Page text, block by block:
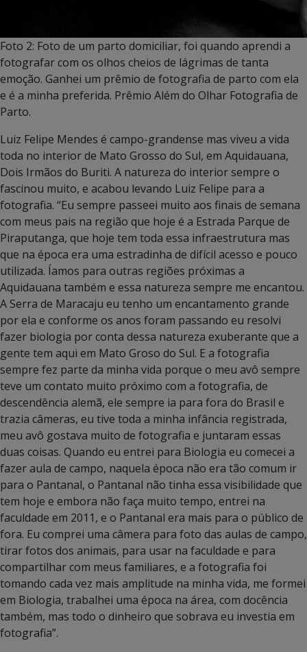
Foto 2: Foto de um parto domiciliar, foi quando aprendi a
fotografar com os olhos cheios de lágrimas de tanta
emoção. Ganhei um prêmio de fotografia de parto com ela
e é a minha preferida. Prêmio Além do Olhar Fotografia de
Parto.
Luiz Felipe Mendes é campo-grandense mas viveu a vida
toda no interior de Mato Grosso do Sul, em Aquidauana,
Dois Irmãos do Buriti. A natureza do interior sempre o
fascinou muito, e acabou levando Luiz Felipe para a
fotografia. “Eu sempre passeei muito aos finais de semana
com meus pais na região que hoje é a Estrada Parque de
Piraputanga, que hoje tem toda essa infraestrutura mas
que na época era uma estradinha de difícil acesso e pouco
utilizada. Íamos para outras regiões próximas a
Aquidauana também e essa natureza sempre me encantou.
A Serra de Maracaju eu tenho um encantamento grande
por ela e conforme os anos foram passando eu resolvi
fazer biologia por conta dessa natureza exuberante que a
gente tem aqui em Mato Groso do Sul. E a fotografia
sempre fez parte da minha vida porque o meu avô sempre
teve um contato muito próximo com a fotografia, de
descendência alemã, ele sempre ia para fora do Brasil e
trazia câmeras, eu tive toda a minha infância registrada,
meu avô gostava muito de fotografia e juntaram essas
duas coisas. Quando eu entrei para Biologia eu comecei a
fazer aula de campo, naquela época não era tão comum ir
para o Pantanal, o Pantanal não tinha essa visibilidade que
tem hoje e embora não faça muito tempo, entrei na
faculdade em 2011, e o Pantanal era mais para o público de
fora. Eu comprei uma câmera para foto das aulas de campo,
tirar fotos dos animais, para usar na faculdade e para
compartilhar com meus familiares, e a fotografia foi
tomando cada vez mais amplitude na minha vida, me formei
em Biologia, trabalhei uma época na área, com docência
também, mas todo o dinheiro que sobrava eu investia em
fotografia”.